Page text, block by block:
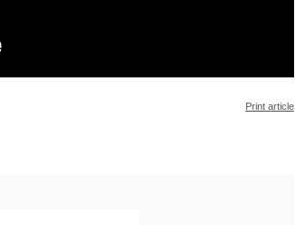
Print article